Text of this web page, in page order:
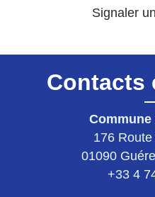
Signaler
Contacts
Commune
176
01090
+33 4